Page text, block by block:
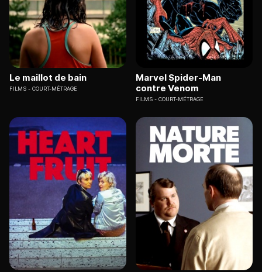
Le maillot de bain
FILMS COURT-MÉTRAGE
Marvel Spider-Man
contre Venom
FILMS COURT-MÉTRAGE